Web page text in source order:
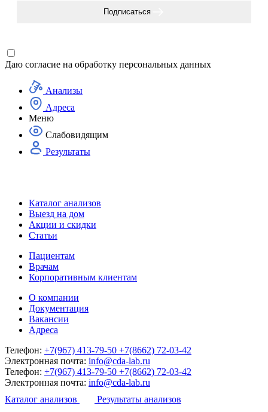
Подписаться
Даю согласие на обработку персональных данных
Анализы
Адреса
Меню
Слабовидящим
Результаты
Каталог анализов
Выезд на дом
Акции и скидки
Статьи
Пациентам
Врачам
Корпоративным клиентам
О компании
Документация
Вакансии
Адреса
Телефон: +7(967) 413-79-50 +7(8662) 72-03-42
Электронная почта: info@cda-lab.ru
Телефон: +7(967) 413-79-50 +7(8662) 72-03-42
Электронная почта: info@cda-lab.ru
Каталог анализов
Результаты анализов